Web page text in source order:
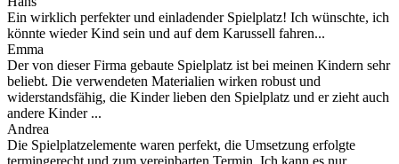
Ein wirklich perfekter und einladender Spielplatz! Ich wünschte, ich
könnte wieder Kind sein und auf dem Karussell fahren...
Emma
Der von dieser Firma gebaute Spielplatz ist bei meinen Kindern sehr
beliebt. Die verwendeten Materialien wirken robust und
widerstandsfähig, die Kinder lieben den Spielplatz und er zieht auch
andere Kinder ...
Andrea
Die Spielplatzelemente waren perfekt, die Umsetzung erfolgte
termingerecht und zum vereinbarten Termin. Ich kann es nur